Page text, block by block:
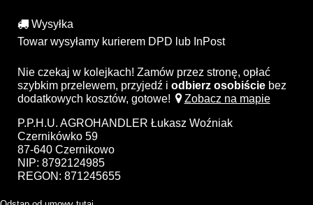
Wysyłka
Towar wysyłamy kurierem DPD lub InPost
Nie czekaj w kolejkach! Zamów przez stronę, opłać
szybkim przelewem, przyjedź i odbierz osobiście bez
dodatkowych kosztów, gotowe!
Zobacz na mapie
P.P.H.U. AGROHANDLER Łukasz Woźniak
Czernikówko 59
87-640 Czernikowo
NIP: 8792124985
REGON: 871245655